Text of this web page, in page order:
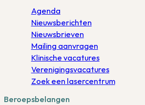
Agenda
Nieuwsberichten
Nieuwsbrieven
Mailing aanvragen
Klinische vacatures
Verenigingsvacatures
Zoek een lasercentrum
Beroepsbelangen